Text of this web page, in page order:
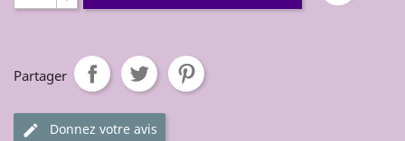
Partager
Donnez votre avis